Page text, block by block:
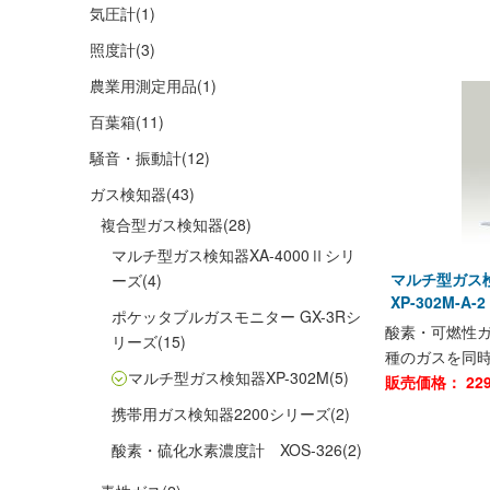
気圧計(1)
照度計(3)
農業用測定用品(1)
百葉箱(11)
騒音・振動計(12)
ガス検知器(43)
複合型ガス検知器(28)
マルチ型ガス検知器XA-4000Ⅱシリ
ーズ(4)
ポケッタブルガスモニター GX-3Rシ
リーズ(15)
マルチ型ガス検知器XP-302M(5)
携帯用ガス検知器2200シリーズ(2)
酸素・硫化水素濃度計 XOS-326(2)
マルチ型ガ
XP-302M-A-
酸素・可燃性
種のガスを同
販売価格：